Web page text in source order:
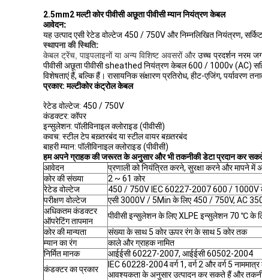
2.5mm2 मल्टी कोर पीवीसी अछूता पीवीसी म्यान नियंत्रण केबल
आवेदन:
यह उत्पाद एसी रेटेड वोल्टेज 450 / 750V और निम्नलिखित नियंत्रण,
स्थापना की स्थिति:
केबल ट्रेंच, पाइपलाइनों या अन्य विशिष्ट अवसरों औरउच्च प्रदर्शन नरम
पीवीसी अछूता पीवीसी sheathed नियंत्रण केबल 600 / 1000v (AC)
विशेषताएं हैं, बल्कि हैं। रासायनिक संक्षारण प्रतिरोध, हीट-एजिंग,
प्रकार: मल्टीकोर कंट्रोल केबल
रेटेड वोल्टेज: 450 / 750V
कंडक्टर: कॉपर
इन्सुलेशन: पॉलीविनाइल क्लोराइड (पीवीसी)
कवच: स्टील टेप बख़्तरबंद या स्टील वायर बख़्तरबंद
बाहरी म्यान: पॉलीविनाइल क्लोराइड (पीवीसी)
हम अपने ग्राहक की जरूरत के अनुसार और भी तकनीकी डेटा प्रदान कर
आवेदन
प्रणाली को नियंत्रित करने, सुरक्षा करने और मापने
कोर की संख्या
2 ~ 61 कोर
रेटेड वोल्टेज
450 / 750V IEC 60227-2007 600 /
परीक्षण वोल्टेज
एसी 3000V / 5Min के लिए 450 / 750V, AC
अधिकतम कंडक्टर
ऑपरेटिंग तापमान
पीवीसी इन्सुलेशन के लिए XLPE इन्सुलेशन 70 ℃ के
कोर की मान्यता
संख्या के साथ 5 कोर ऊपर रंग के साथ 5 कोर तक
म्यान का रंग
काले और ग्राहक नामित
निर्मित मानक
आईईसी 60227-2007, आईईसी 60502-2004
कंडक्टर का प्रकार
IEC 60228-2004 वर्ग 1, वर्ग 2 और वर्ग 5
आवश्यकता के अनुसार उत्पादन कर सकते हैं और